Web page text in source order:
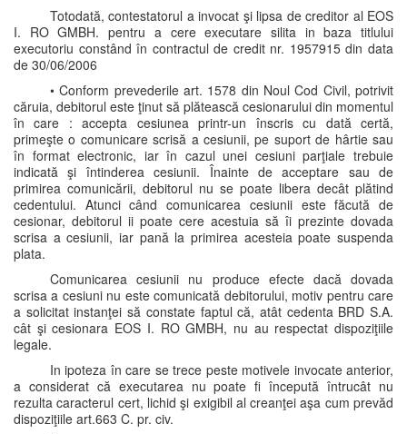
Totodată, contestatorul a invocat şi lipsa de creditor al EOS
I. RO GMBH. pentru a cere executare silita in baza titlului
executoriu constând în contractul de credit nr. 1957915 din data
de 30/06/2006
• Conform prevederile art. 1578 din Noul Cod Civil, potrivit
căruia, debitorul este ţinut să plătească cesionarului din momentul
în care : accepta cesiunea printr-un înscris cu dată certă,
primeşte o comunicare scrisă a cesiunii, pe suport de hârtie sau
în format electronic, iar în cazul unei cesiuni parţiale trebuie
indicată şi întinderea cesiunii. Înainte de acceptare sau de
primirea comunicării, debitorul nu se poate libera decât plătind
cedentului. Atunci când comunicarea cesiunii este făcută de
cesionar, debitorul ii poate cere acestuia să îi prezinte dovada
scrisa a cesiunii, iar pană la primirea acesteia poate suspenda
plata.
Comunicarea cesiunii nu produce efecte dacă dovada
scrisa a cesiuni nu este comunicată debitorului, motiv pentru care
a solicitat instanţei să constate faptul că, atât cedenta BRD S.A.
cât şi cesionara EOS I. RO GMBH, nu au respectat dispoziţiile
legale.
In ipoteza în care se trece peste motivele invocate anterior,
a considerat că executarea nu poate fi începută întrucât nu
rezulta caracterul cert, lichid şi exigibil al creanţei aşa cum prevăd
dispoziţiile art.663 C. pr. civ.